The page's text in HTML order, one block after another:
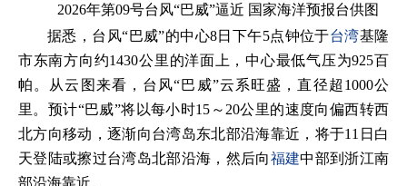
2026年第09号台风“巴威”逼近 国家海洋预报台供图
据悉，台风“巴威”的中心8日下午5点钟位于台湾基隆
市东南方向约1430公里的洋面上，中心最低气压为925百
帕。从云图来看，台风“巴威”云系旺盛，直径超1000公
里。预计“巴威”将以每小时15～20公里的速度向偏西转西
北方向移动，逐渐向台湾岛东北部沿海靠近，将于11日白
天登陆或擦过台湾岛北部沿海，然后向福建中部到浙江南